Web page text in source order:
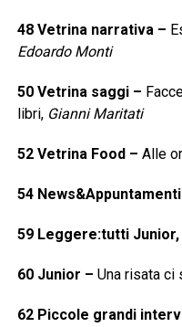
48 Vetrina narrativa–
Edoardo Monti
50 Vetrina saggi–
libri, Gianni Maritati
52 Vetrina Food – Alle
54 News&Appuntamenti
59 Leggere:tutti Junior,
60 Junior – Una risata ci
62 Piccole grandi